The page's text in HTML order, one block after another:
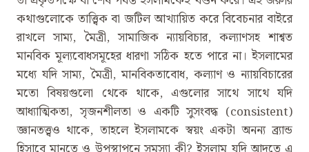
কথাগুলোকে তাত্ত্বিক বা জটিল আখ্যায়িত করে বিবেচনার বাইরে
রাখলে সাম্য, মৈত্রী, সামাজিক ন্যায়বিচার, কল্যাণসহ শাশ্বত
মানবিক মূল্যবোধসমূহের ধারণা সঠিক হতে পারে না। ইসলামের
মধ্যে যদি সাম্য, মৈত্রী, মানবিকতাবোধ, কল্যাণ ও ন্যায়বিচারের
মতো বিষয়গুলো থেকে থাকে, এগুলোর সাথে সাথে যদি
আধ্যাত্মিকতা, সৃজনশীলতা ও একটি সুসংবদ্ধ (consistent)
জ্ঞানতত্ত্বও থাকে, তাহলে ইসলামকে স্বয়ং একটা অনন্য ব্র্যান্ড